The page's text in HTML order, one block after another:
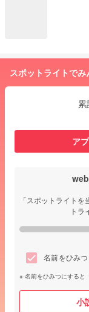
スポットライトでみ
ア
「スポットライト
トラ
名前をひみ
名前をひみつにすると
小